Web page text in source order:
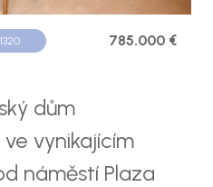
785.000 €
dům
vynikajícím
náměstí Plaza